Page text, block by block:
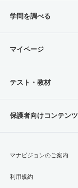
学問を調べる
マイページ
テスト・教材
保護者向けコンテンツ
マナビジョンのご案内
利用規約